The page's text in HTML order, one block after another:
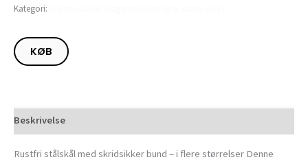
Kategori:
KØB
Beskrivelse
Rustfri stålskål med skridsikker bund – i flere størrelser Denne